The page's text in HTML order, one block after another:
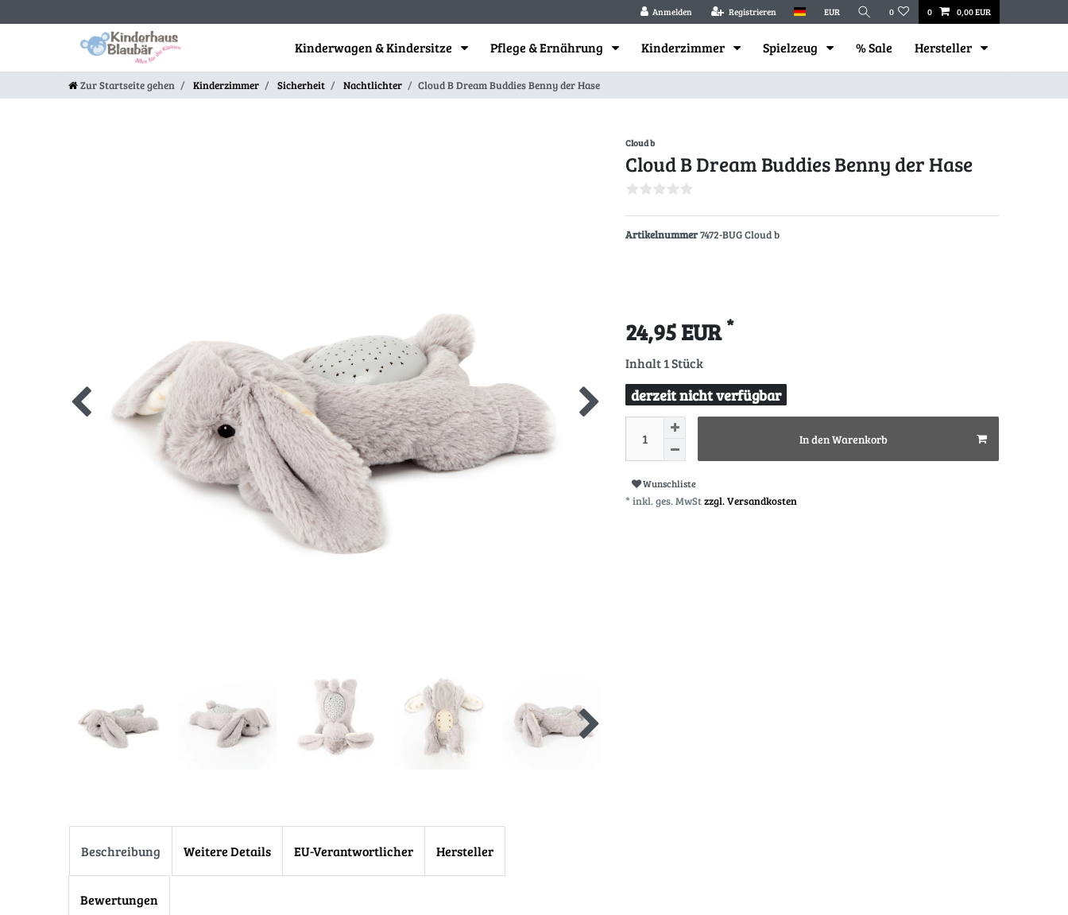
Anmelden Registrieren EUR 0 0 0,00 EUR
Kinderwagen & Kindersitze Pflege & Ernährung Kinderzimmer Spielzeug % Sale Hersteller
Zur Startseite gehen Kinderzimmer Sicherheit Nachtlichter Cloud B Dream Buddies Benny der Hase
Cloud b
Cloud B Dream Buddies Benny der Hase
Artikelnummer7472-BUG Cloud b
24,95 EUR *
Inhalt1Stück
derzeit nicht verfügbar
In den Warenkorb
Wunschliste
* inkl. ges. MwStzzgl. Versandkosten
Beschreibung Weitere Details EU-Verantwortlicher Hersteller
Bewertungen